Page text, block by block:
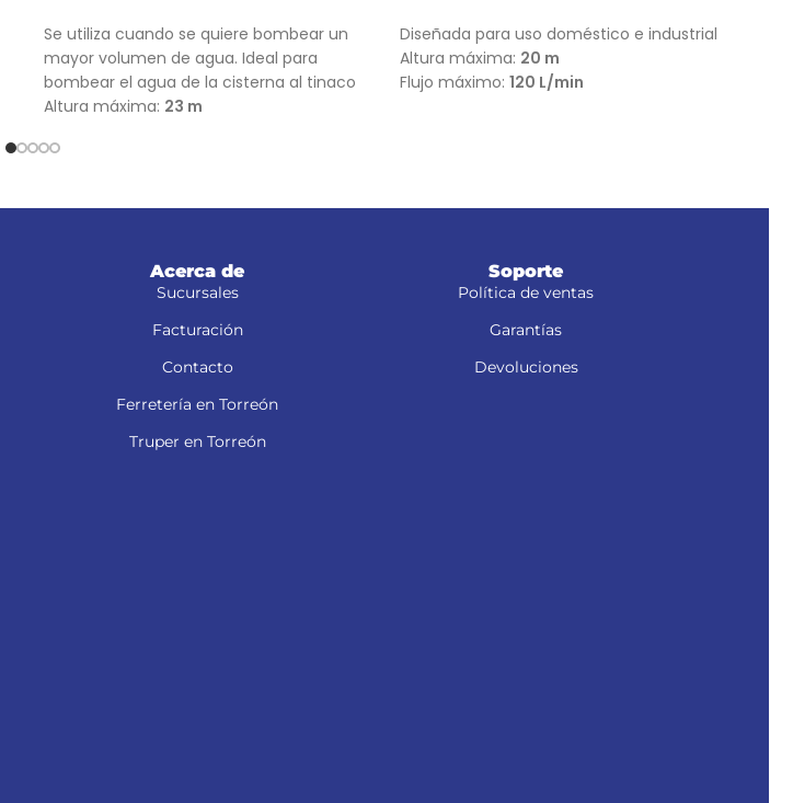
Se utiliza cuando se quiere bombear un
mayor volumen de agua. Ideal para
bombear el agua de la cisterna al tinaco
Altura máxima: 23 m
Diseñada para uso doméstico e industrial
Altura máxima: 20 m
Flujo máximo: 120 L/min
Acerca de
Sucursales
Facturación
Contacto
Ferretería en Torreón
Truper en Torreón
Soporte
Política de ventas
Garantías
Devoluciones